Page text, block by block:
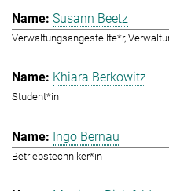
Susann Beetz
Verwaltungsangestellte*r,
Khiara Berkowitz
Student*in
Ingo Bernau
Betriebstechniker*in